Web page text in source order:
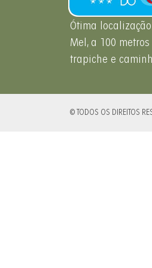
Ótima
Mel, a 100
trapiche e
© TODOS OS DIREITOS